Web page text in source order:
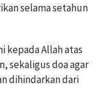
selama setahun
kepada Allah atas
sekaligus doa agar
dihindarkan dari